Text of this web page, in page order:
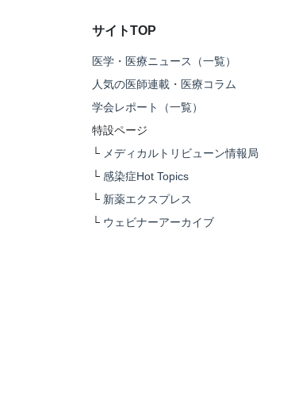
サイトTOP
医学・医療ニュース（一覧）
人気の医師連載・医療コラム
学会レポート（一覧）
特設ページ
└ メディカルトリビューン情報局
└ 感染症Hot Topics
└ 新薬エクスプレス
└ ウェビナーアーカイブ